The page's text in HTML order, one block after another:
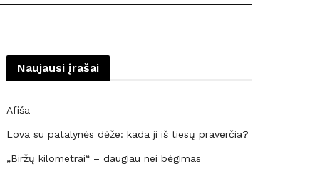
Naujausi įrašai
Afiša
Lova su patalynės dėže: kada ji iš tiesų praverčia?
„Biržų kilometrai“ – daugiau nei bėgimas